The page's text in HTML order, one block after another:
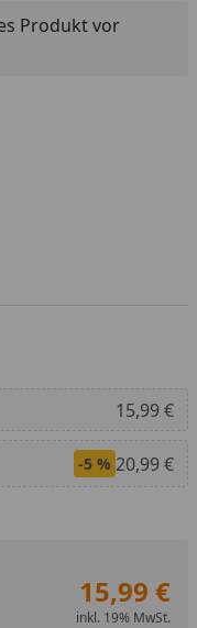
Produkt vor
15,99 €
-5 % 20,99 €
15,99 €
inkl. 19% MwSt.